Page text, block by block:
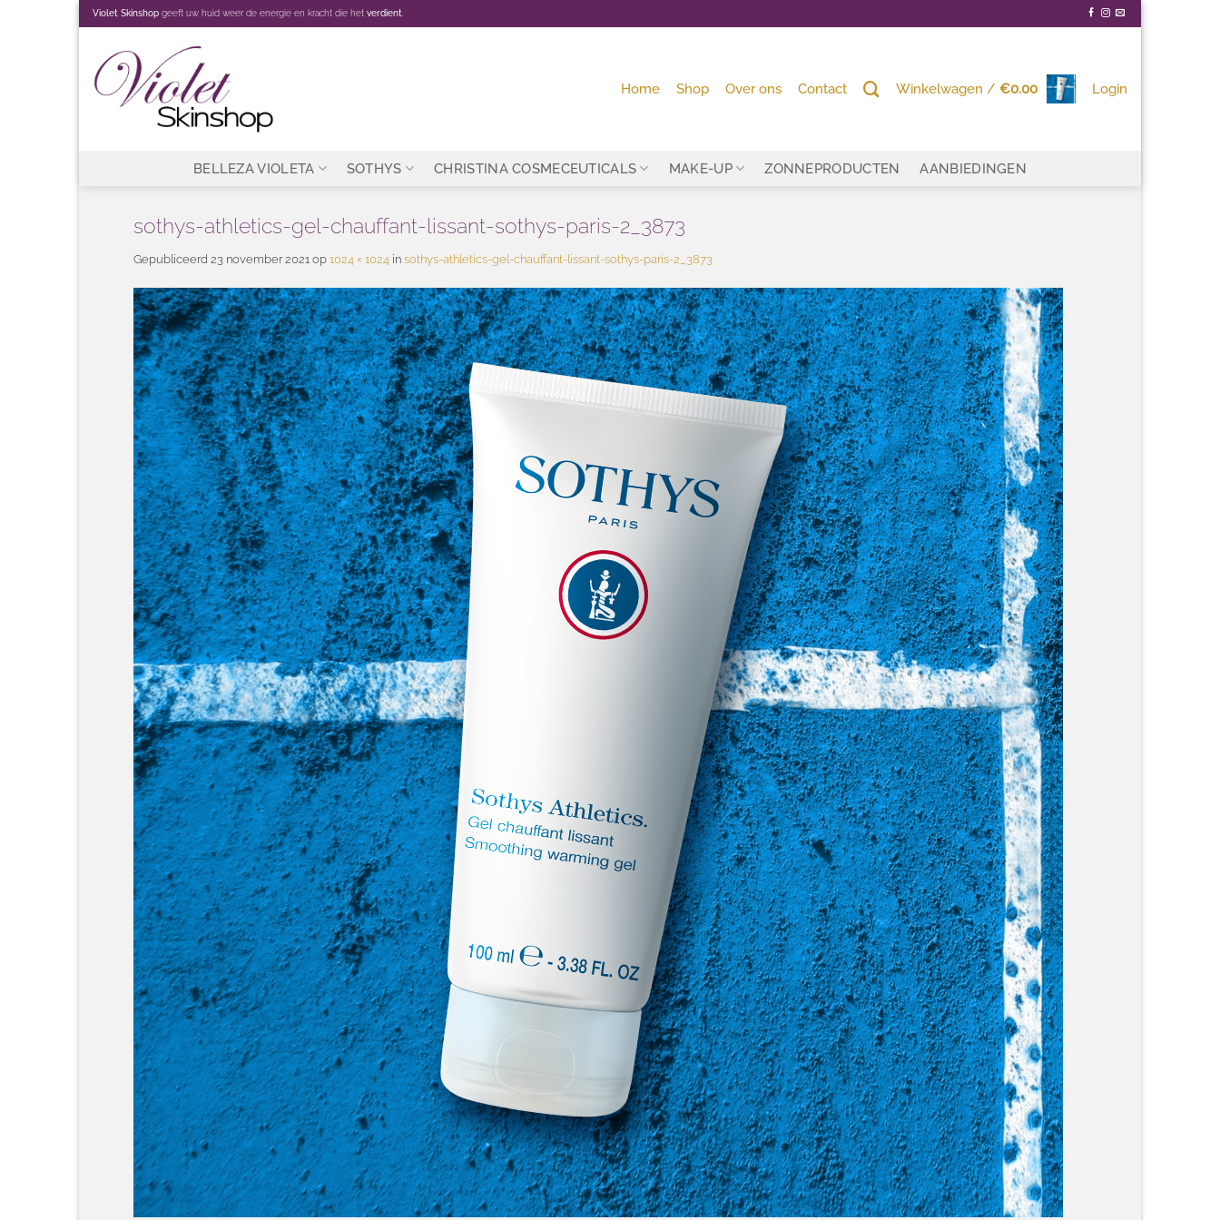
naar
Violet Skinshop geeft uw huid weer de energie en kracht die het verdient
Home Shop Over ons Contact Winkelwagen / €0.00 Login
BELLEZA VIOLETA SOTHYS CHRISTINA COSMECEUTICALS MAKE-UP ZONNEPRODUCTEN AANBIEDINGEN
sothys-athletics-gel-chauffant-lissant-sothys-paris-2_3873
Gepubliceerd23 november 2021op1024 × 1024 insothys-athletics-gel-chauffant-lissant-sothys-paris-2_3873